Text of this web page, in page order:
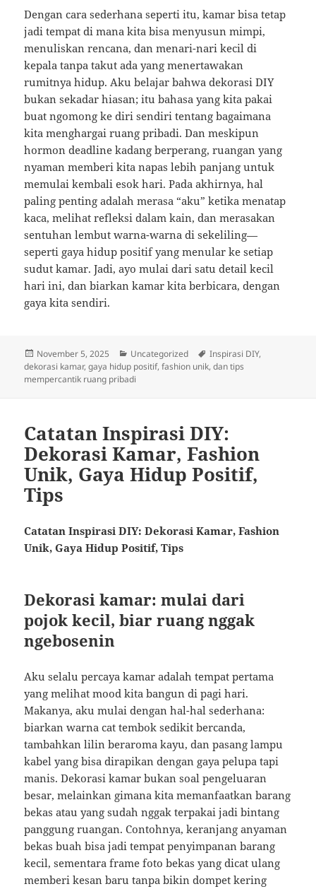
Dengan cara sederhana seperti itu, kamar bisa tetap
jadi tempat di mana kita bisa menyusun mimpi,
menuliskan rencana, dan menari-nari kecil di
kepala tanpa takut ada yang menertawakan
rumitnya hidup. Aku belajar bahwa dekorasi DIY
bukan sekadar hiasan; itu bahasa yang kita pakai
buat ngomong ke diri sendiri tentang bagaimana
kita menghargai ruang pribadi. Dan meskipun
hormon deadline kadang berperang, ruangan yang
nyaman memberi kita napas lebih panjang untuk
memulai kembali esok hari. Pada akhirnya, hal
paling penting adalah merasa “aku” ketika menatap
kaca, melihat refleksi dalam kain, dan merasakan
sentuhan lembut warna-warna di sekeliling—
seperti gaya hidup positif yang menular ke setiap
sudut kamar. Jadi, ayo mulai dari satu detail kecil
hari ini, dan biarkan kamar kita berbicara, dengan
gaya kita sendiri.
Posted
on
November 5, 2025 Categories
Uncategorized Tags
Inspirasi DIY,
dekorasi kamar, gaya hidup positif, fashion unik, dan tips
mempercantik ruang pribadi
Catatan Inspirasi DIY:
Dekorasi Kamar, Fashion
Unik, Gaya Hidup Positif,
Tips
Catatan Inspirasi DIY: Dekorasi Kamar, Fashion
Unik, Gaya Hidup Positif, Tips
Dekorasi kamar: mulai dari
pojok kecil, biar ruang nggak
ngebosenin
Aku selalu percaya kamar adalah tempat pertama
yang melihat mood kita bangun di pagi hari.
Makanya, aku mulai dengan hal-hal sederhana:
biarkan warna cat tembok sedikit bercanda,
tambahkan lilin beraroma kayu, dan pasang lampu
kabel yang bisa dirapikan dengan gaya pelupa tapi
manis. Dekorasi kamar bukan soal pengeluaran
besar, melainkan gimana kita memanfaatkan barang
bekas atau yang sudah nggak terpakai jadi bintang
panggung ruangan. Contohnya, keranjang anyaman
bekas buah bisa jadi tempat penyimpanan barang
kecil, sementara frame foto bekas yang dicat ulang
memberi kesan baru tanpa bikin dompet kering